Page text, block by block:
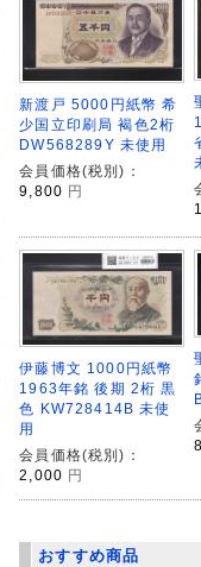
新渡戸 5000円紙幣 希
少国立印刷局 褐色2桁
DW568289Y 未使用
会員価格(税別)：
9,800 円
伊藤博文 1000円紙幣
1963年銘 後期 2桁 黒
色 KW728414B 未使
用
会員価格(税別)：
2,000 円
おすすめ商品